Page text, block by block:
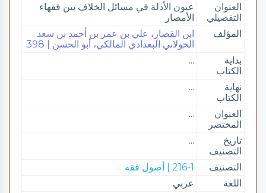
العنوان
التفصيلي
عيون الأدلة في مسائل الخلاف بين فقهاء
الأمصار
المؤلف
ابن القصار، علي بن عمر بن أحمد بن سعد
الخولاني البغدادي المالكي، أبو الحسن | 398
بداية
الكتاب
...
نهاية
الكتاب
...
العنوان
المختصر
...
تاريخ
التصنيف
...
التصنيف
216-1 | أصول فقه
اللغة
عربي